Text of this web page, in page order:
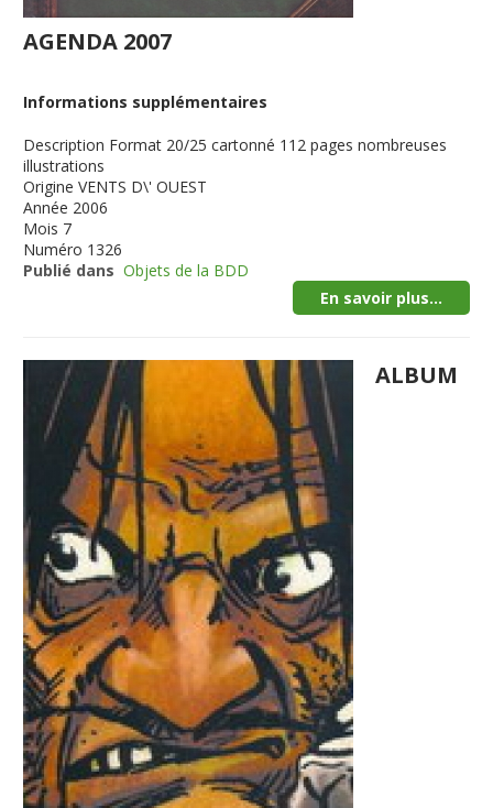
AGENDA 2007
Informations supplémentaires
Description Format 20/25 cartonné 112 pages nombreuses
illustrations
Origine VENTS D\' OUEST
Année 2006
Mois 7
Numéro 1326
Publié dans Objets de la BDD
En savoir plus...
ALBUM